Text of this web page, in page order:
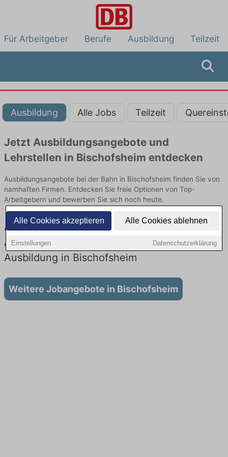
Alle Cookies akzeptieren Alle Cookies ablehnen
Einstellungen Datenschutzerklärung
Für Arbeitgeber Berufe Ausbildung Teilzeit
Ausbildung Alle Jobs Teilzeit
Jetzt Ausbildungsangebote und
Lehrstellen in Bischofsheim entdecken
Ausbildungsangebote bei der Bahn in Bischofsheim finden Sie von
namhaften Firmen. Entdecken Sie freie Optionen von Top-
Arbeitgebern und bewerben Sie sich noch heute.
Ausbildung in Bischofsheim bei der Bahn:
Aktuell gibt es keine Stellenangebote für
Ausbildung in Bischofsheim
Weitere Jobangebote in Bischofsheim